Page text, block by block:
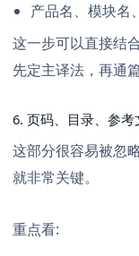
产品名、模块名
这一步可以直接结
先定主译法，再通
6. 页码、目录、参
这部分很容易被忽
就非常关键。
重点看: